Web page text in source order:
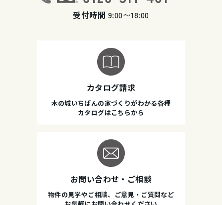
受付時間 9:00〜18:00
カタログ請求
木の城いちばんの家づくりがわかる各種
カタログはこちらから
お問い合わせ・ご相談
物件の見学やご相談、ご意見・ご質問など